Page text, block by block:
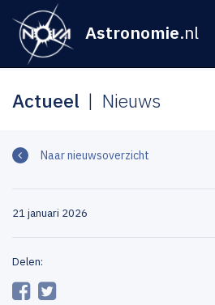
Astronomie.nl
Actueel Nieuws
Naar nieuwsoverzicht
21 januari 2026
Delen: